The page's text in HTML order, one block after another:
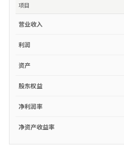
项目
营业收入
利润
资产
股东权益
净利润率
净资产收益率